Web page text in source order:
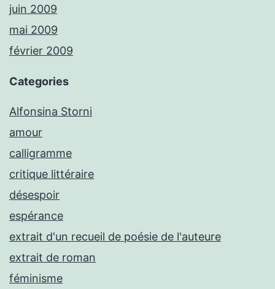
juin 2009
mai 2009
février 2009
Categories
Alfonsina Storni
amour
calligramme
critique littéraire
désespoir
espérance
extrait d'un recueil de poésie de l'auteure
extrait de roman
féminisme